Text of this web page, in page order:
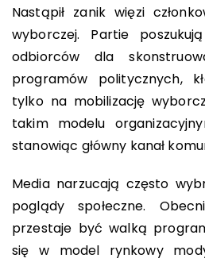
Nastąpił zanik więzi
wyborczej. Partie
odbiorców dla
programów politycznych,
tylko na mobilizację
takim modelu
stanowiąc główny kanał
Media narzucają często
poglądy społeczne.
przestaje być walką
się w model rynkowy